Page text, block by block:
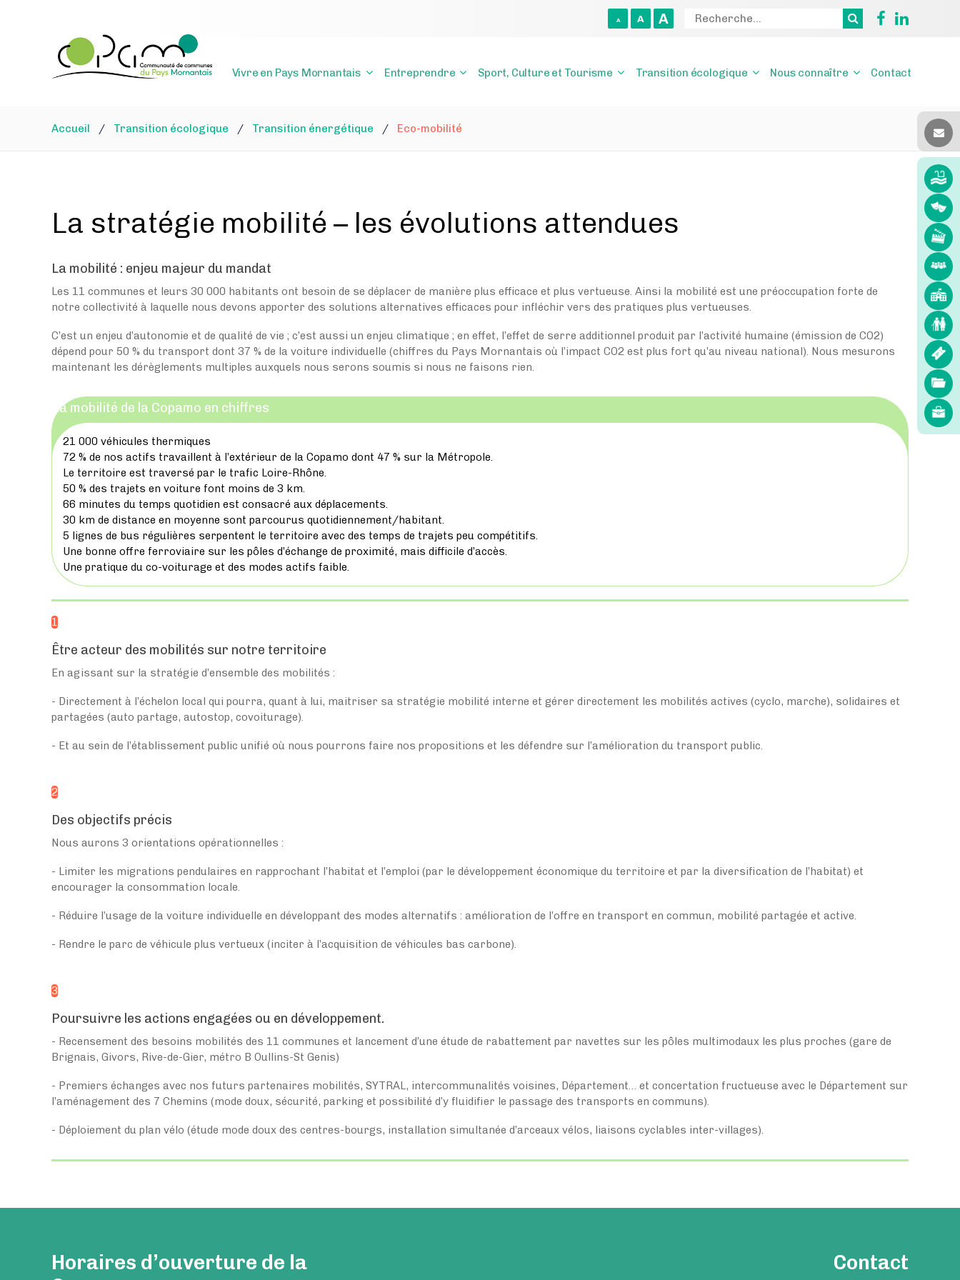
A A A
Vivre en Pays Mornantais Entreprendre Sport, Culture et Tourisme Transition écologique Nous connaître Contact
Accueil / Transition écologique / Transition énergétique / Eco-mobilité
La stratégie mobilité – les évolutions attendues
La mobilité : enjeu majeur du mandat
Les 11 communes et leurs 30 000 habitants ont besoin de se déplacer de manière plus efficace et plus vertueuse. Ainsi la mobilité est une préoccupation forte de
notre collectivité à laquelle nous devons apporter des solutions alternatives efficaces pour infléchir vers des pratiques plus vertueuses.
C’est un enjeu d’autonomie et de qualité de vie ; c’est aussi un enjeu climatique ; en effet, l’effet de serre additionnel produit par l’activité humaine (émission de CO2)
dépend pour 50 % du transport dont 37 % de la voiture individuelle (chiffres du Pays Mornantais où l’impact CO2 est plus fort qu’au niveau national). Nous mesurons
maintenant les dérèglements multiples auxquels nous serons soumis si nous ne faisons rien.
La mobilité de la Copamo en chiffres
21 000 véhicules thermiques
72 % de nos actifs travaillent à l’extérieur de la Copamo dont 47 % sur la Métropole.
Le territoire est traversé par le trafic Loire-Rhône.
50 % des trajets en voiture font moins de 3 km.
66 minutes du temps quotidien est consacré aux déplacements.
30 km de distance en moyenne sont parcourus quotidiennement/habitant.
5 lignes de bus régulières serpentent le territoire avec des temps de trajets peu compétitifs.
Une bonne offre ferroviaire sur les pôles d’échange de proximité, mais difficile d’accès.
Une pratique du co-voiturage et des modes actifs faible.
1
Être acteur des mobilités sur notre territoire
En agissant sur la stratégie d’ensemble des mobilités :
- Directement à l’échelon local qui pourra, quant à lui, maitriser sa stratégie mobilité interne et gérer directement les mobilités actives (cyclo, marche), solidaires et
partagées (auto partage, autostop, covoiturage).
- Et au sein de l’établissement public unifié où nous pourrons faire nos propositions et les défendre sur l’amélioration du transport public.
2
Des objectifs précis
Nous aurons 3 orientations opérationnelles :
- Limiter les migrations pendulaires en rapprochant l’habitat et l’emploi (par le développement économique du territoire et par la diversification de l’habitat) et
encourager la consommation locale.
- Réduire l’usage de la voiture individuelle en développant des modes alternatifs : amélioration de l’offre en transport en commun, mobilité partagée et active.
- Rendre le parc de véhicule plus vertueux (inciter à l’acquisition de véhicules bas carbone).
3
Poursuivre les actions engagées ou en développement.
- Recensement des besoins mobilités des 11 communes et lancement d’une étude de rabattement par navettes sur les pôles multimodaux les plus proches (gare de
Brignais, Givors, Rive-de-Gier, métro B Oullins-St Genis)
- Premiers échanges avec nos futurs partenaires mobilités, SYTRAL, intercommunalités voisines, Département… et concertation fructueuse avec le Département sur
l’aménagement des 7 Chemins (mode doux, sécurité, parking et possibilité d’y fluidifier le passage des transports en communs).
- Déploiement du plan vélo (étude mode doux des centres-bourgs, installation simultanée d’arceaux vélos, liaisons cyclables inter-villages).
Horaires d’ouverture de la
Contact